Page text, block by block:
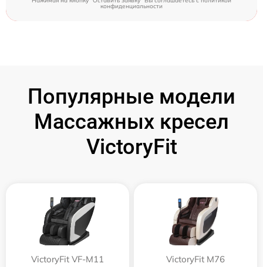
конфиденциальности
Популярные модели
Массажных кресел
VictoryFit
VictoryFit VF-M11 VictoryFit M76